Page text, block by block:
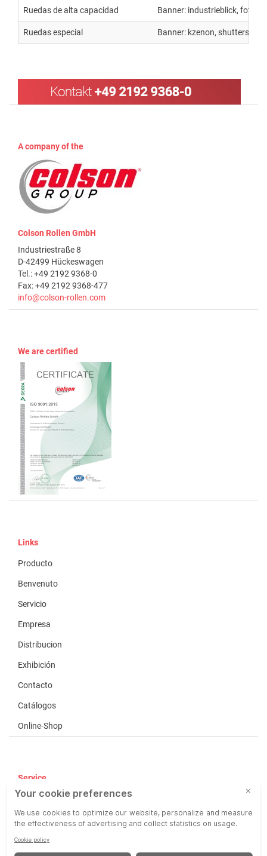
Ruedas de alta capacidad Banner: industrieblick,
Ruedas especial Banner: kzenon,
A company of the
Colson Rollen GmbH
Industriestraße 8
D-42499 Hückeswagen
Tel.: +49 2192 9368-0
Fax: +49 2192 9368-477
info@colson-rollen.com
We are certified
Links
Producto
Benvenuto
Servicio
Empresa
Distribucion
Exhibición
Contacto
Catálogos
Online-Shop
Service
CGV
COP
Responsabilidad